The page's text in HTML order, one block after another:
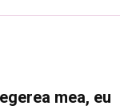
mea, eu